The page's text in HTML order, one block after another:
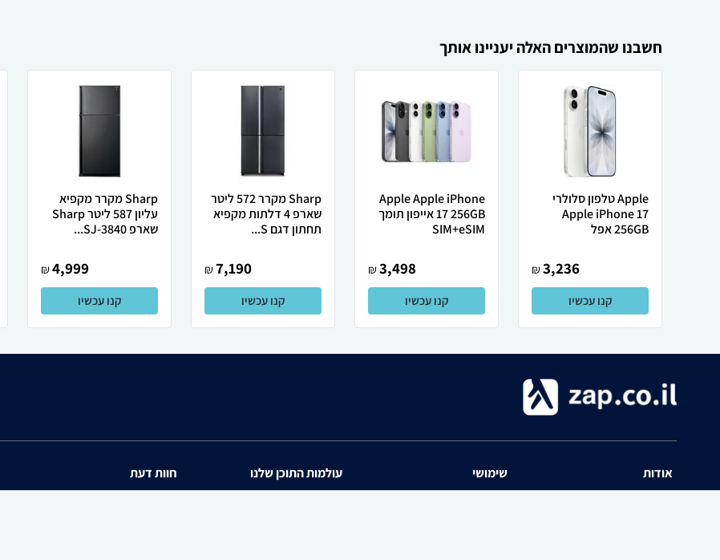
חשבנו שהמוצרים האלה יעניינו אותך
Apple טלפון סלולרי
Apple iPhone 17
256GB אפל
3,236
₪
קנו עכשיו
Apple Apple iPhone
17 256GB אייפון תומך
SIM+eSIM
3,498
₪
קנו עכשיו
Sharp מקרר 572 ליטר
שארפ 4 דלתות מקפיא
תחתון דגם S...
7,190
₪
קנו עכשיו
Sharp מקרר מקפיא
עליון 587 ליטר Sharp
שארפ SJ-3840...
4,999
₪
קנו עכשיו
אודות
שימושי
עולמות התוכן שלנו
חוות דעת